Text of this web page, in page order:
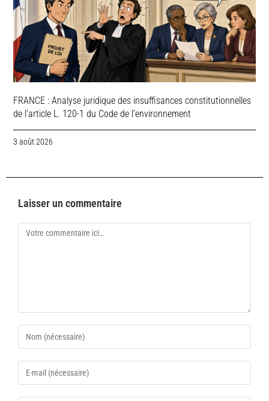
FRANCE : Analyse juridique des insuffisances constitutionnelles
de l’article L. 120-1 du Code de l’environnement
3 août 2026
Laisser un commentaire